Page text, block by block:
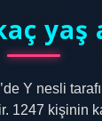
yaş
Y nesli
1247 kişinin